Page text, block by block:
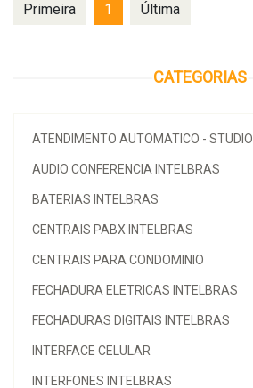
CATEGORIAS
ATENDIMENTO AUTOMATICO - STUDIO
AUDIO CONFERENCIA INTELBRAS
BATERIAS INTELBRAS
CENTRAIS PABX INTELBRAS
CENTRAIS PARA CONDOMINIO
FECHADURA ELETRICAS INTELBRAS
FECHADURAS DIGITAIS INTELBRAS
INTERFACE CELULAR
INTERFONES INTELBRAS
Primeira 1 Última